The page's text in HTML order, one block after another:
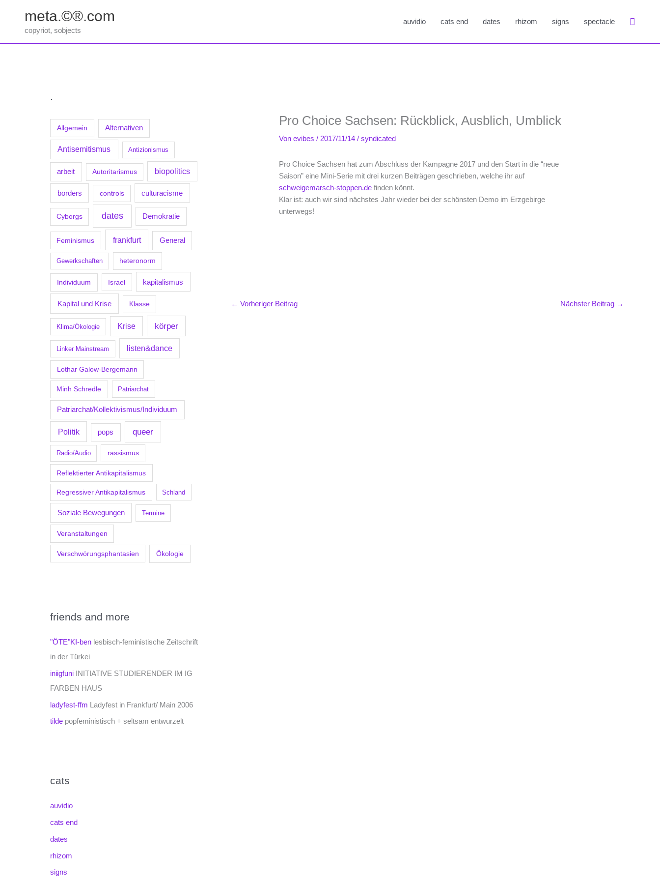
springen
meta.©®.com
copyriot, sobjects
auvidio cats end dates rhizom signs spectacle
.
Allgemein Alternativen
Antisemitismus Antizionismus
arbeit Autoritarismus biopolitics
borders controls culturacisme
Cyborgs dates Demokratie
Feminismus frankfurt General
Gewerkschaften heteronorm
Individuum Israel kapitalismus
Kapital und Krise Klasse
Klima/Ökologie Krise körper
Linker Mainstream listen&dance
Lothar Galow-Bergemann
Minh Schredle Patriarchat
Patriarchat/Kollektivismus/Individuum
Politik pops queer
Radio/Audio rassismus
Reflektierter Antikapitalismus
Regressiver Antikapitalismus Schland
Soziale Bewegungen Termine
Veranstaltungen
Verschwörungsphantasien Ökologie
friends and more
"ÖTE"KI-ben lesbisch-feministische Zeitschrift
in der Türkei
iniigfuni INITIATIVE STUDIERENDER IM IG
FARBEN HAUS
ladyfest-ffm Ladyfest in Frankfurt/ Main 2006
tilde popfeministisch + seltsam entwurzelt
cats
auvidio
cats end
dates
rhizom
signs
Pro Choice Sachsen: Rückblick, Ausblich, Umblick
Vonevibes/ 2017/11/14/syndicated
Pro Choice Sachsen hat zum Abschluss der Kampagne 2017 und den Start in die “neue
Saison” eine Mini-Serie mit drei kurzen Beiträgen geschrieben, welche ihr auf
schweigemarsch-stoppen.de finden könnt.
Klar ist: auch wir sind nächstes Jahr wieder bei der schönsten Demo im Erzgebirge
unterwegs!
← Vorheriger Beitrag Nächster Beitrag →